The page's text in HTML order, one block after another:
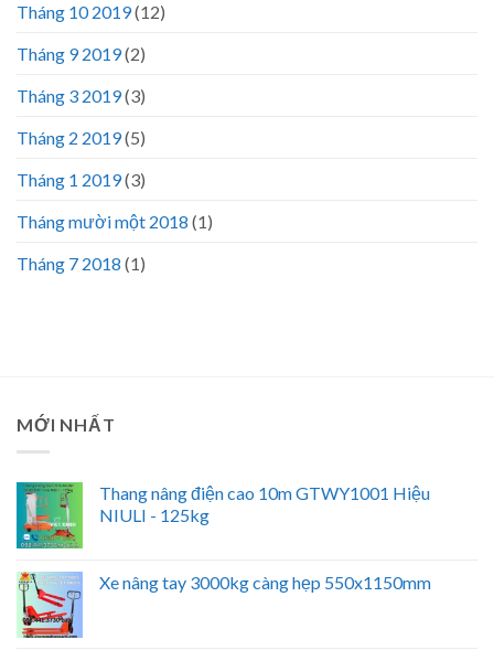
Tháng 10 2019(12)
Tháng 9 2019(2)
Tháng 3 2019(3)
Tháng 2 2019(5)
Tháng 1 2019(3)
Tháng mười một 2018 (1)
Tháng 7 2018 (1)
MỚI NHẤT
Thang nâng điện cao 10m GTWY1001 Hiệu
NIULI - 125kg
Xe nâng tay 3000kg càng hẹp 550x1150mm